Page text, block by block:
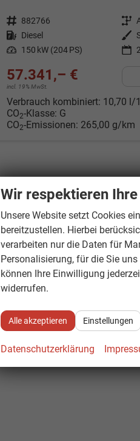
Fahrzeugnr. 882766 Getriebe
Kraftstoff Diesel Außenfarbe
Leistung 150 kW (204 PS)
57.341,– €
incl. 19% MwSt.
Verbrauch kombiniert: 10,70 l/
CO2-Klasse: G
CO2-Emissionen: 265,00 g/km
Wir respektieren
Unsere Website setzt Cookies
bereitzustellen. Hierbei
verarbeiten nur die Daten für
Personalisierung, für die Sie
können Ihre Einwilligung
widerrufen.
Alle akzeptieren Einstellungen
Datenschutzerklärung